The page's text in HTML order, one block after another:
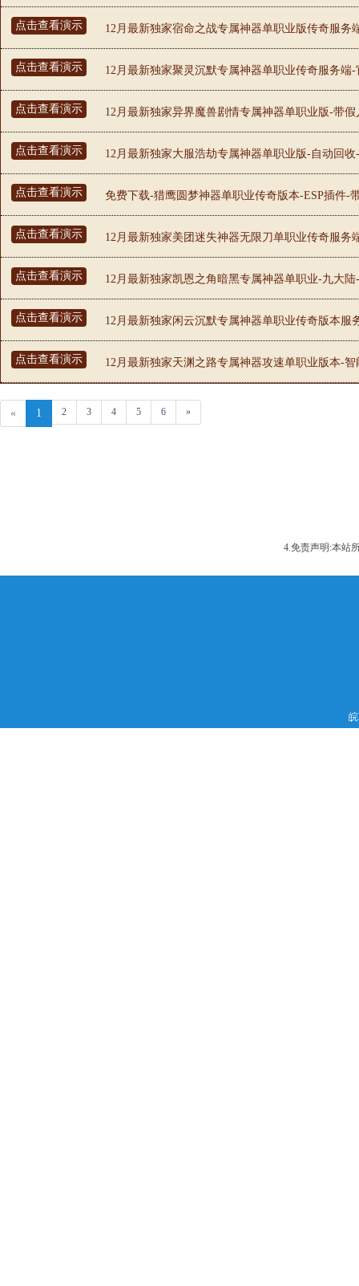
点击查看演示 12月最新独家宿命之战专属神器单职业版传奇服
点击查看演示 12月最新独家聚灵沉默专属神器单职业传奇服务
点击查看演示 12月最新独家异界魔兽剧情专属神器单职业版-带
点击查看演示 12月最新独家大服浩劫专属神器单职业版-自动回
点击查看演示 免费下载-猎鹰圆梦神器单职业传奇版本-ESP插件-
点击查看演示 12月最新独家美团迷失神器无限刀单职业传奇服
点击查看演示 12月最新独家凯恩之角暗黑专属神器单职业-九大
点击查看演示 12月最新独家闲云沉默专属神器单职业传奇版本
点击查看演示 12月最新独家天渊之路专属神器攻速单职业版本-
« 1 2 3 4 5 6 »
4.免责声明:本站